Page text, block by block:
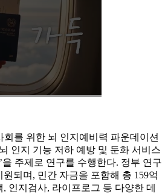
회를 위한 뇌 인지예비력 파운데이션
인지 기능 저하 예방 및 둔화 서비스
주제로 연구를 수행한다. 정부 연구
되며, 민간 자금을 포함해 총 159억
인지검사, 라이프로그 등 다양한 데